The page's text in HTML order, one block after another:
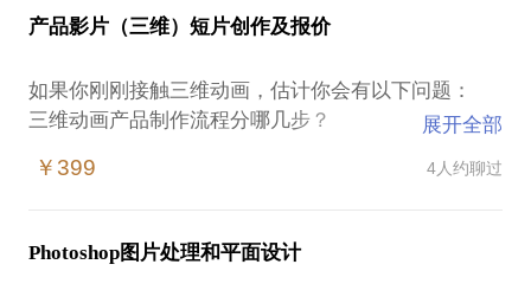
的方式和媒介转换到现代的视频普及，所以你需要有
一种新的表达和记录方式展现自己和周边的事情！在
一 【剪辑软件（DaVinci Resolve）课程介绍】
出参数设定。
产品影片（三维）短片创作及报价
如果你刚刚接触三维动画，估计你会有以下问题：
三维动画产品制作流程分哪几步？
如何选择一家性价比高的影片创作公司？
本人2006年入职北京水晶石数字科技有限公司，经历
和参与过2008奥运会开闭幕式和上海世博会展馆的数
展开全部
￥399 4人约聊过
Photoshop图片处理和平面设计